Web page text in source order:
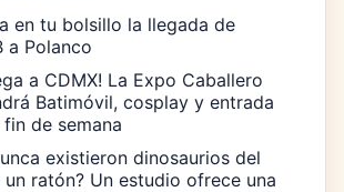
en tu bolsillo la llegada de
a Polanco
a CDMX! La Expo Caballero
Batimóvil, cosplay y entrada
de semana
existieron dinosaurios del
ratón? Un estudio ofrece una